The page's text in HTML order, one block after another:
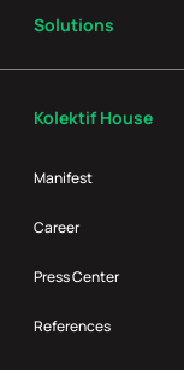
Kolektif House
Manifest
Career
Press Center
References
Solutions